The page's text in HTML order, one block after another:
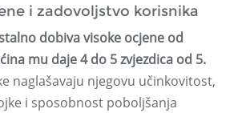
i zadovoljstvo korisnika
dobiva visoke ocjene od
mu daje 4 do 5 zvjezdica od 5.
naglašavaju njegovu učinkovitost,
i sposobnost poboljšanja